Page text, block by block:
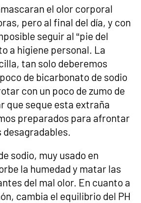
el olor corporal
pero al final del día, y con
seguir al “pie del
a higiene personal. La
tan solo deberemos
de bicarbonato de sodio
con un poco de zumo de
que seque esta extraña
preparados para afrontar
desagradables.
sodio, muy usado en
la humedad y matar las
del mal olor. En cuanto a
cambia el equilibrio del PH